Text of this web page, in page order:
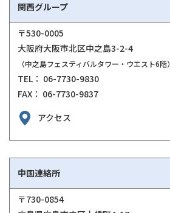
関西グループ
〒530-0005
大阪府大阪市北区中之島3-2-4
（中之島フェスティバルタワー・ウエスト6階）
TEL： 06-7730-9830
FAX： 06-7730-9837
アクセス
中国連絡所
〒730-0854